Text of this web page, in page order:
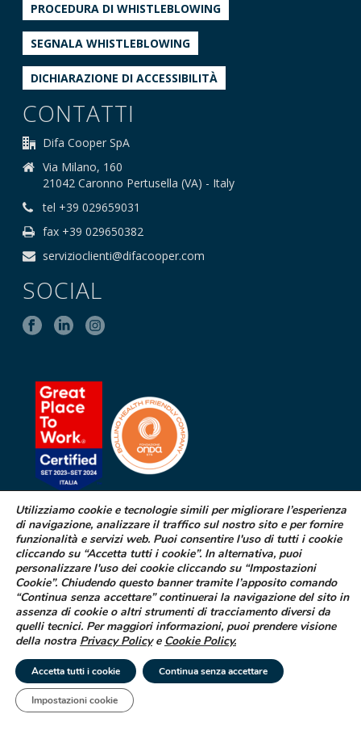
Tel
PROCEDURA DI WHISTLEBLOWING
SEGNALA WHISTLEBLOWING
DICHIARAZIONE DI ACCESSIBILITÀ
CONTATTI
Difa Cooper SpA
Via Milano, 160
21042 Caronno Pertusella (VA) - Italy
tel +39 029659031
fax +39 029650382
servizioclienti@difacooper.com
SOCIAL
SEGNALAZIONE DI EFFETTI
INDESIDERATI DA FARMACI
Se sospetti di aver avuto effetti indesiderati durante l’assunzione di
uno dei medicinali Difa Cooper o ne hai riscontrato dei difetti puoi
segnalarlo immediatamente al tuo medico curante, al farmacista
oppure alla struttura sanitaria di riferimento
LEGGI COME FARE
© 2025 Difa Cooper SpA - Capitale Sociale € 750.000 i.v. Socio Unico |
Utilizziamo cookie e tecnologie simili per migliorare l’esperienza
di navigazione, analizzare il traffico sul nostro sito e per fornire
funzionalità e servizi web. Puoi consentire l'uso di tutti i cookie
cliccando su “Accetta tutti i cookie”. In alternativa, puoi
personalizzare l'uso dei cookie cliccando su “Impostazioni
Cookie”. Chiudendo questo banner tramite l’apposito comando
“Continua senza accettare” continuerai la navigazione del sito in
assenza di cookie o altri strumenti di tracciamento diversi da
quelli tecnici. Per maggiori informazioni, puoi prendere visione
della nostra Privacy Policye Cookie Policy.
Accetta tutti i cookie Continua senza accettare
Impostazioni cookie